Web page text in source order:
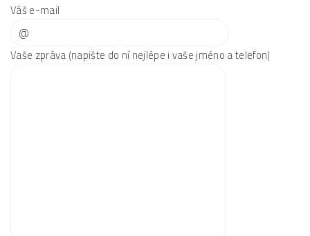
Váš e-mail
Vaše zpráva (napište do ní nejlépe i vaše jméno a telefon)